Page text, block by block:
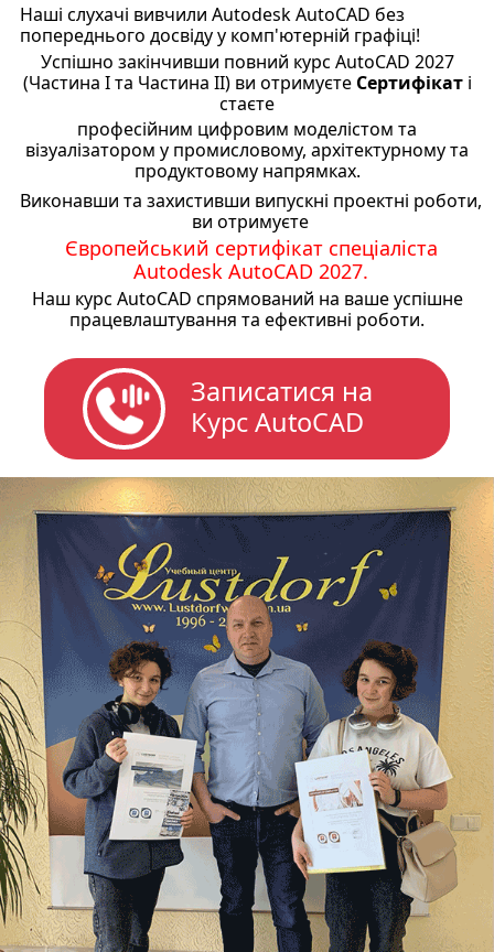
Наші слухачі вивчили Autodesk AutoCAD без
попереднього досвіду у комп'ютерній графіці!
Успішно закінчивши повний курс AutoCAD 2027
(Частина I та Частина II) ви отримуєте Сертифікаті
стаєте
професійним цифровим моделістом та
візуалізатором у промисловому, архітектурному та
продуктовому напрямках.
Виконавши та захистивши випускні проектні роботи,
ви отримуєте
Європейський сертифікат спеціаліста
Autodesk AutoCAD 2027.
Наш курс AutoCAD спрямований на ваше успішне
працевлаштування та ефективні роботи.
Записатися на
Курс AutoCAD